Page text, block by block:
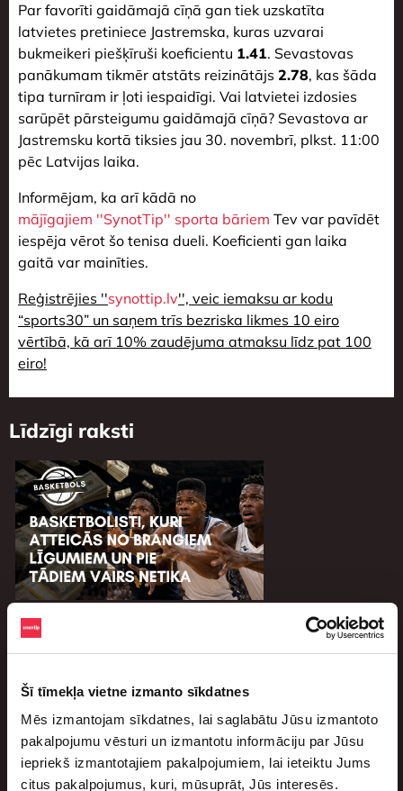
Šī tīmekļa vietne izmanto sīkdatnes
Mēs izmantojam sīkdatnes, lai saglabātu Jūsu izmantoto
pakalpojumu vēsturi un izmantotu informāciju par Jūsu
iepriekš izmantotajiem pakalpojumiem, lai ieteiktu Jums
citus pakalpojumus, kuri, mūsuprāt, Jūs interesēs.
Par favorīti gaidāmajā cīņā gan tiek uzskatīta
latvietes pretiniece Jastremska, kuras uzvarai
bukmeikeri piešķīruši koeficientu 1.41. Sevastovas
panākumam tikmēr atstāts reizinātājs 2.78, kas šāda
tipa turnīram ir ļoti iespaidīgi. Vai latvietei izdosies
sarūpēt pārsteigumu gaidāmajā cīņā? Sevastova ar
Jastremsku kortā tiksies jau 30. novembrī, plkst. 11:00
pēc Latvijas laika.
Informējam, ka arī kādā no
mājīgajiem ''SynotTip'' sporta bāriem Tev var pavīdēt
iespēja vērot šo tenisa dueli. Koeficienti gan laika
gaitā var mainīties.
Reģistrējies ''synottip.lv'', veic iemaksu ar kodu
“sports30” un saņem trīs bezriska likmes 10 eiro
vērtībā, kā arī 10% zaudējuma atmaksu līdz pat 100
eiro!
Līdzīgi raksti
Basketbolisti, kuri atteicās no brangiem
līgumiem un pie tādiem vairs netika
Basketbols ir viens no vislabāk apmaksātajiem sporta
veidiem visā pasaulē. Vadošajiem spēlētājiem bieži
vien tiek piedāvāti brangi līgumi. Lai vai […]